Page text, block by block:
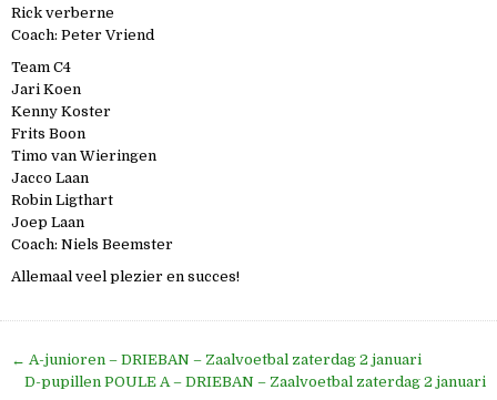
Rick verberne
Coach: Peter Vriend
Team C4
Jari Koen
Kenny Koster
Frits Boon
Timo van Wieringen
Jacco Laan
Robin Ligthart
Joep Laan
Coach: Niels Beemster
Allemaal veel plezier en succes!
Bericht
navigatie
← A-junioren – DRIEBAN – Zaalvoetbal zaterdag 2 januari
D-pupillen POULE A – DRIEBAN – Zaalvoetbal zaterdag 2 januari